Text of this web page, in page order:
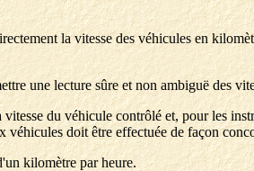
la vitesse des véhicules en
une lecture sûre et non ambiguë des
du véhicule contrôlé et, pour les
véhicules doit être effectuée de façon
kilomètre par heure.